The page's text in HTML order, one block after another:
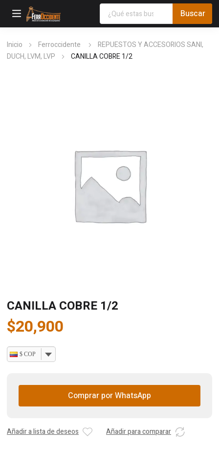
Inicio Ferroccidente
REPUESTOS Y ACCESORIOS SANI,
DUCH, LVM, LVP
CANILLA COBRE 1/2
CANILLA COBRE 1/2
$20,900
$ COP
Comprar por WhatsApp
Añadir a lista de deseos Añadir para comparar